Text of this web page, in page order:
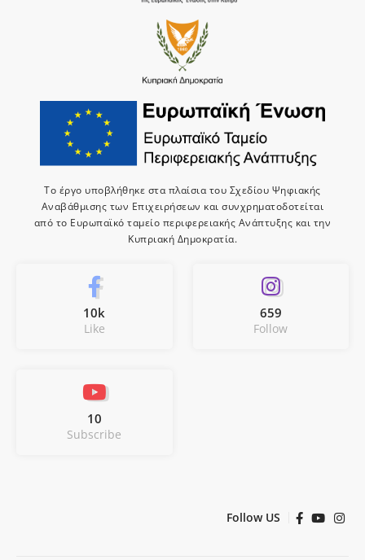
Το έργο υποβλήθηκε στα πλαίσια του Σχεδίου Ψηφιακής
Αναβάθμισης των Επιχειρήσεων και συνχρηματοδοτείται
από το Ευρωπαϊκό ταμείο περιφερειακής Ανάπτυξης και την
Κυπριακή Δημοκρατία.
10k
Like
659
Follow
10
Subscribe
Follow US